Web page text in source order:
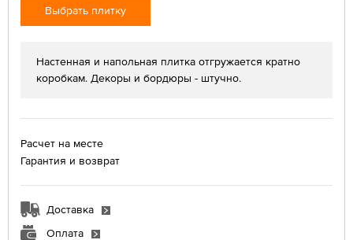
Выбрать плитку
Настенная и напольная плитка отгружается кратно
коробкам. Декоры и бордюры - штучно.
Расчет на месте
Гарантия и возврат
Доставка
Оплата